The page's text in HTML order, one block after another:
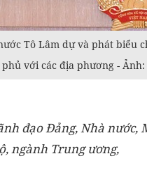
Tô Lâm dự và phát biểu
với các địa phương - Ảnh:
đạo Đảng, Nhà
ngành Trung ương,